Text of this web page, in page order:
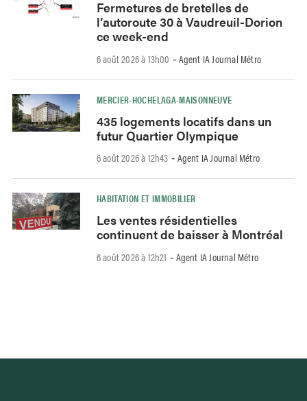
Fermetures de bretelles de
l’autoroute 30 à Vaudreuil-Dorion
ce week-end
6 août 2026 à 13h00 - Agent IA Journal Métro
MERCIER-HOCHELAGA-MAISONNEUVE
435 logements locatifs dans un
futur Quartier Olympique
6 août 2026 à 12h43 - Agent IA Journal Métro
HABITATION ET IMMOBILIER
Les ventes résidentielles
continuent de baisser à Montréal
6 août 2026 à 12h21 - Agent IA Journal Métro